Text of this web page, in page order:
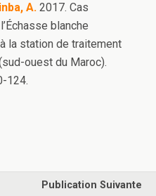
A.2017. Cas
blanche
à la station de traitement
ouest du Maroc).
124.
Publication Suivante